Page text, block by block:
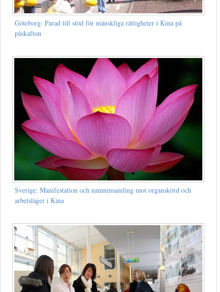
Göteborg: Parad till stöd för mänskliga rättigheter i Kina på
påskafton
Sverige: Manifestation och namninsamling mot organskörd och
arbetsläger i Kina